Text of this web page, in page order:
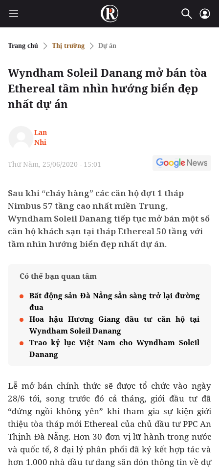
Trang chủ Thị trường Dự án
Wyndham Soleil Danang mở bán tòa
Ethereal tầm nhìn hướng biển đẹp
nhất dự án
Lan
Nhi
Thứ Năm, 25/06/2020 - 15:01
Sau khi “cháy hàng” các căn hộ đợt 1 tháp
Nimbus 57 tầng cao nhất miền Trung,
Wyndham Soleil Danang tiếp tục mở bán một số
căn hộ khách sạn tại tháp Ethereal 50 tầng với
tầm nhìn hướng biển đẹp nhất dự án.
Có thể bạn quan tâm
Bất động sản Đà Nẵng sẵn sàng trở lại đường
đua
Hoa hậu Hương Giang đầu tư căn hộ tại
Wyndham Soleil Danang
Trao kỷ lục Việt Nam cho Wyndham Soleil
Danang
Lễ mở bán chính thức sẽ được tổ chức vào ngày
28/6 tới, song trước đó cả tháng, giới đầu tư đã
“đứng ngồi không yên” khi tham gia sự kiện giới
thiệu tòa tháp mới Ethereal của chủ đầu tư PPC An
Thịnh Đà Nẵng. Hơn 30 đơn vị lữ hành trong nước
và quốc tế, 8 đại lý phân phối đã ký kết hợp tác và
hơn 1.000 nhà đầu tư đang săn đón thông tin về dự